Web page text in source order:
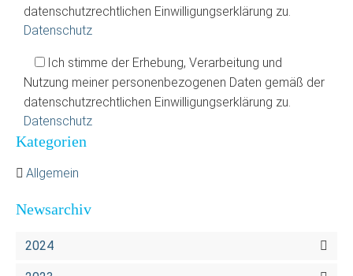
datenschutzrechtlichen Einwilligungserklärung zu.
Datenschutz
Ich stimme der Erhebung, Verarbeitung und
Nutzung meiner personenbezogenen Daten gemäß der
datenschutzrechtlichen Einwilligungserklärung zu.
Datenschutz
Kategorien
Allgemein
Newsarchiv
2024